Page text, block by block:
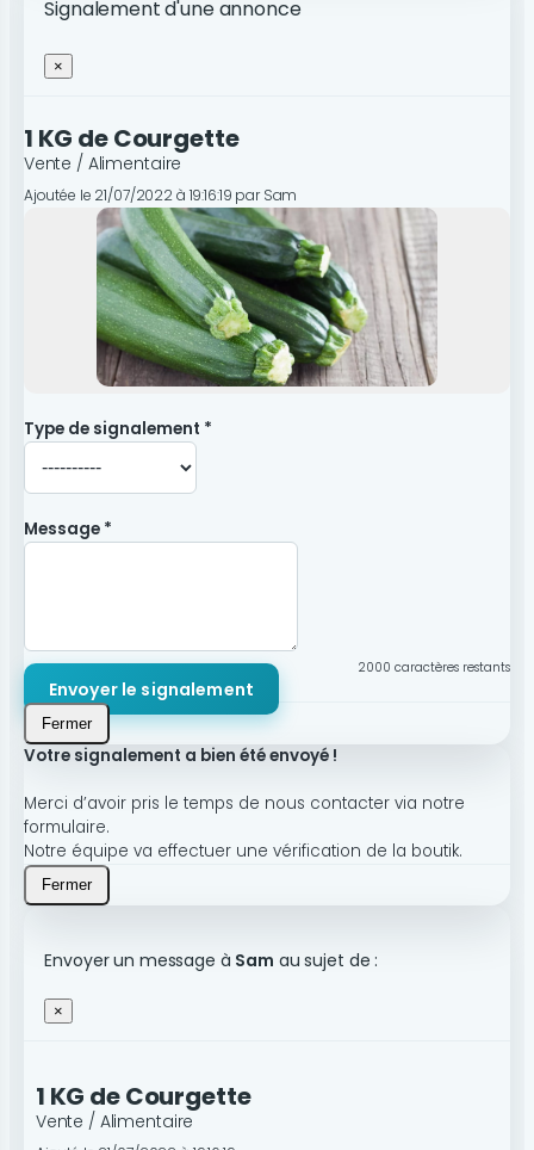
Signalement d'une annonce
×
1 KG de Courgette
Vente / Alimentaire
Ajoutée le 21/07/2022 à 19:16:19 par Sam
Type de signalement *
Message *
2000 caractères restants
Envoyer le signalement
Fermer
Votre signalement a bien été envoyé !
Merci d’avoir pris le temps de nous contacter via notre
formulaire.
Notre équipe va effectuer une vérification de la boutik.
Fermer
Envoyer un message à Sam au sujet de :
×
1 KG de Courgette
Vente / Alimentaire